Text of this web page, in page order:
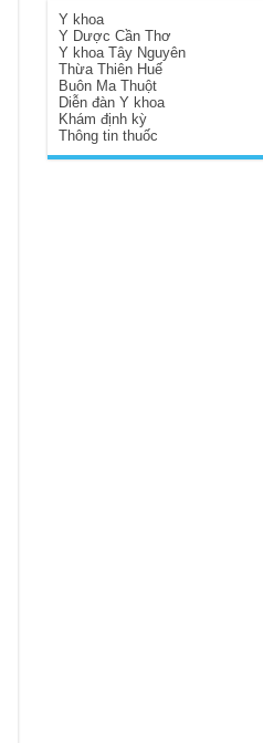
Y khoa
Y Dược Cần Thơ
Y khoa Tây Nguyên
Thừa Thiên Huế
Buôn Ma Thuột
Diễn đàn Y khoa
Khám định kỳ
Thông tin thuốc